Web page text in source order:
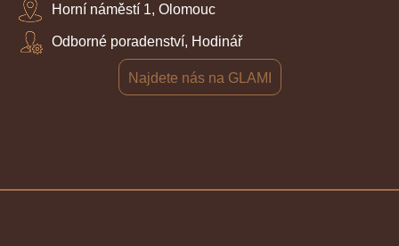
Horní náměstí 1, Olomouc
Odborné poradenství, Hodinář
Najdete nás na GLAMI